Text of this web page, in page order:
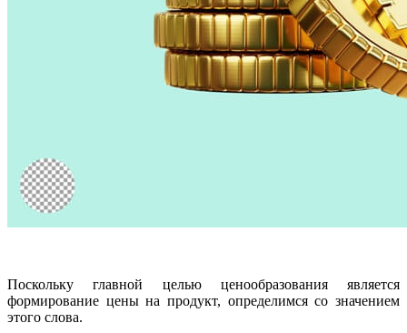
Поскольку главной целью ценообразования является
формирование цены на продукт, определимся со значением
этого слова.